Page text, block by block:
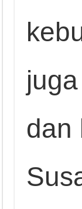
dan